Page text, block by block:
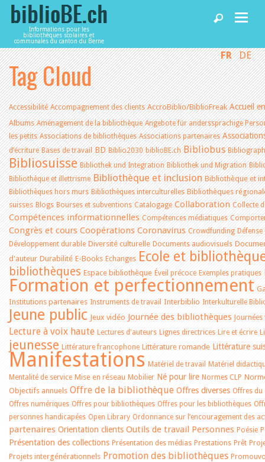
Informations pour les
bibliothèques scolaires et
communales du canton du Berne
Accueil
Articles
Bibliothèques
Agenda
Services
Utiliser biblioBE.ch
FR DE
Tag Cloud
Accessibilité Accompagnement des clients AccroBiblio/BiblioFreak Accueil
Albums Aménagement de la bibliothèque Angebote für anderssprachige
les petits Associations de bibliothèques Associations partenaires
d’écriture Bases de travail BD Biblio2030 biblioBE.ch Bibliobus
Bibliosuisse Bibliothek und Integration Bibliothek und Migration
Bibliothèque et illettrisme Bibliothèque et inclusion Bibliothèque et
Bibliothèques hors murs Bibliothèques interculturelles Bibliothèques
suisses Blogs Bourses et subventions Catalogage Collaboration Collecte
Compétences informationnelles Compétences médiatiques
Congrès et cours Coopérations Coronavirus Crowdfunding
Développement durable Diversité culturelle Documents audiovisuels
d'auteur Durabilité E-Books Echanges Ecole et
bibliothèques Espace bibliothèque Éveil précoce Exemples pratiques
Formation et perfectionnement
Institutions partenaires Instruments de travail Interbiblio Interkulturelle
Jeune public Jeux vidéo Journée des bibliothèques
Lecture à voix haute Lectures d'auteurs Lignes directrices Lire et écrire
jeunesse Littérature francophone Littérature romande Littérature
Manifestations Matériel de travail Matériel
Mentalité de service Mise en réseau Mobilier Né pour lire Normes CLP
Objectifs annuels Offre de la bibliothèque Offres diverses Offres
Offres numériques Offres pour bibliothèques Offres pour les bibliothèques
personnes handicapées Open Library Ordonnance sur l’encouragement des
partenaires Orientation clients Outils de travail Personnes Poésie
Présentation des collections Présentation des médias Prestations Prêt
Projets intergénérationnels Promotion des bibliothèques